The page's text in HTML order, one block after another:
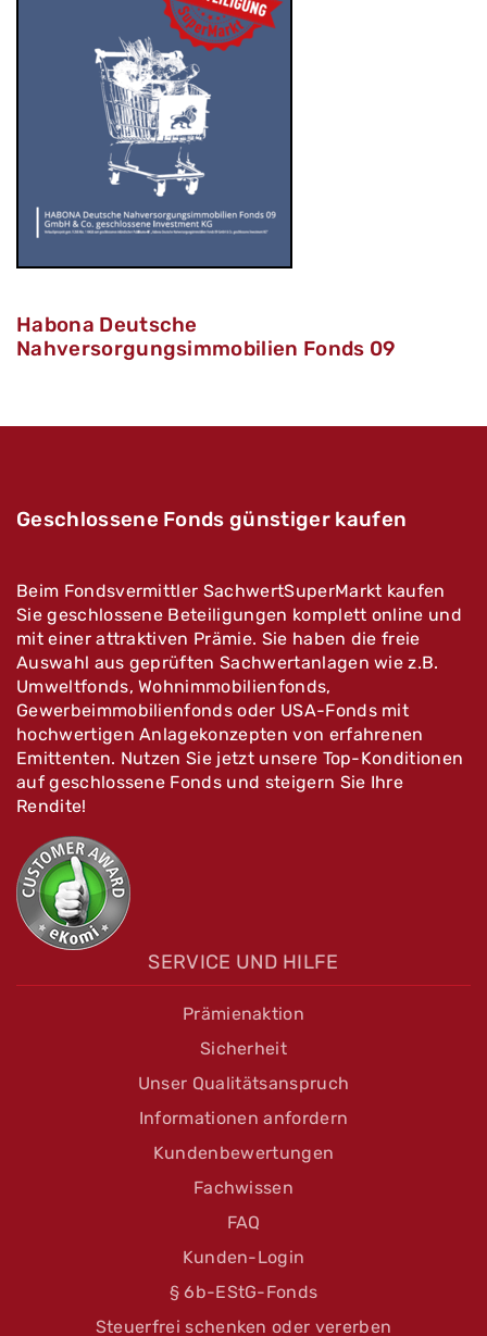
Habona Deutsche
Nahversorgungsimmobilien Fonds 09
Geschlossene Fonds günstiger kaufen
Beim Fondsvermittler SachwertSuperMarkt kaufen
Sie geschlossene Beteiligungen komplett online und
mit einer attraktiven Prämie. Sie haben die freie
Auswahl aus geprüften Sachwertanlagen wie z.B.
Umweltfonds, Wohnimmobilienfonds,
Gewerbeimmobilienfonds oder USA-Fonds mit
hochwertigen Anlagekonzepten von erfahrenen
Emittenten. Nutzen Sie jetzt unsere Top-Konditionen
auf geschlossene Fonds und steigern Sie Ihre
Rendite!
SERVICE UND HILFE
Prämienaktion
Sicherheit
Unser Qualitätsanspruch
Informationen anfordern
Kundenbewertungen
Fachwissen
FAQ
Kunden-Login
§ 6b-EStG-Fonds
Steuerfrei schenken oder vererben